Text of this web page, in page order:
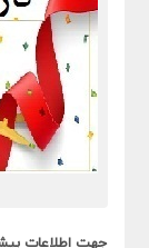
جهت اطلاعات